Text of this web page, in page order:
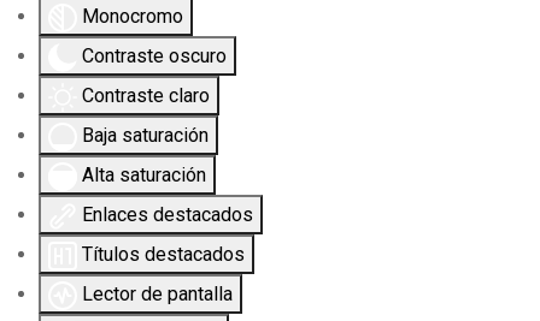
Monocromo
Contraste oscuro
Contraste claro
Baja saturación
Alta saturación
Enlaces destacados
Títulos destacados
Lector de pantalla